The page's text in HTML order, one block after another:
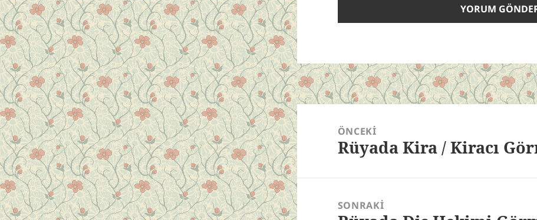
Yazı
gezinmesiÖNCEKI
Önceki
Rüyada Kira / Kiracı
SONRAKI